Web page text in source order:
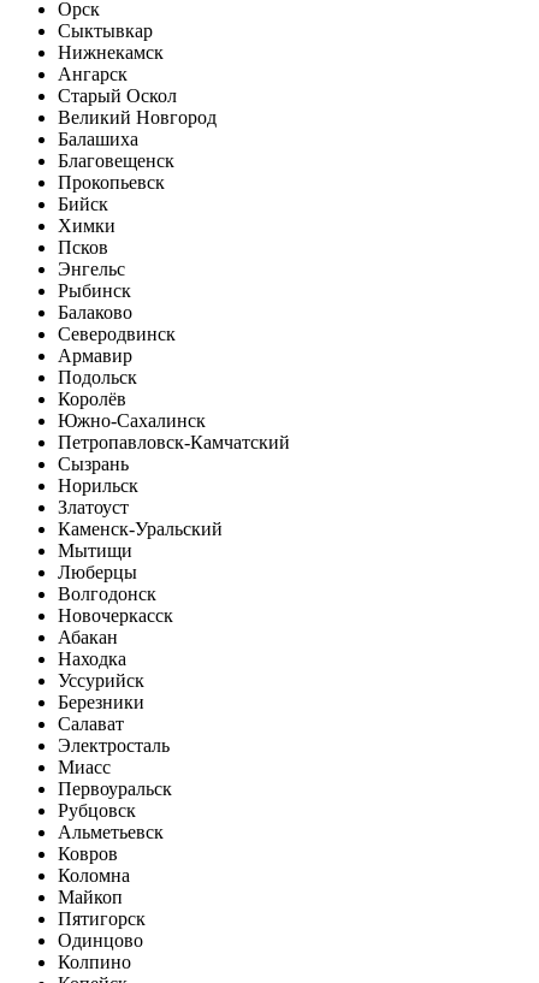
Орск
Сыктывкар
Нижнекамск
Ангарск
Старый Оскол
Великий Новгород
Балашиха
Благовещенск
Прокопьевск
Бийск
Химки
Псков
Энгельс
Рыбинск
Балаково
Северодвинск
Армавир
Подольск
Королёв
Южно-Сахалинск
Петропавловск-Камчатский
Сызрань
Норильск
Златоуст
Каменск-Уральский
Мытищи
Люберцы
Волгодонск
Новочеркасск
Абакан
Находка
Уссурийск
Березники
Салават
Электросталь
Миасс
Первоуральск
Рубцовск
Альметьевск
Ковров
Коломна
Майкоп
Пятигорск
Одинцово
Колпино